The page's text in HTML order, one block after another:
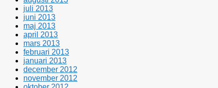
juli 2013
juni 2013
maj 2013
april 2013
mars 2013
februari 2013
januari 2013
december 2012
november 2012